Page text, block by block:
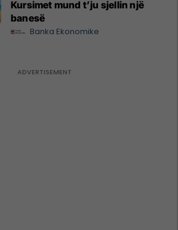
Kursimet mund t’ju sjellin një
banesë
Banka Ekonomike